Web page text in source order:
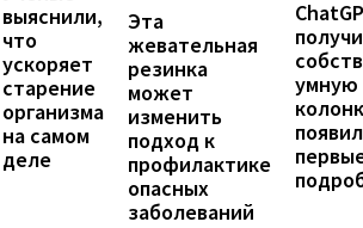
выяснили,
что
ускоряет
старение
организма
на самом
деле
Эта
жевательная
резинка
может
изменить
подход к
профилактике
опасных
заболеваний
умную